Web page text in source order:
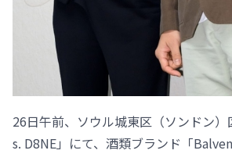
26日午前、ソウル城東区（ソンドン）
s. D8NE」にて、酒類ブランド「